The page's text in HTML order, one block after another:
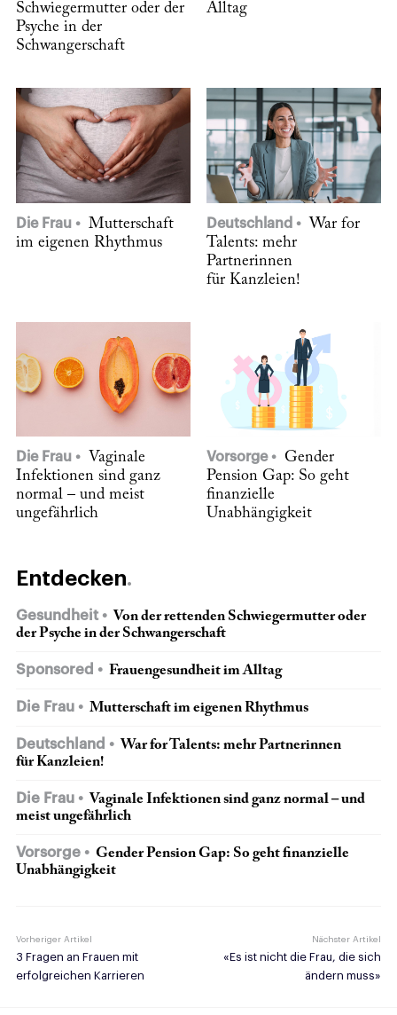
Schwiegermutter oder der
Psyche in der
Schwangerschaft
Alltag
Die Frau
Mutterschaft
im eigenen Rhythmus
Deutschland
War for
Talents: mehr
Partnerinnen
für Kanzleien!
Die Frau
Vaginale
Infektionen sind ganz
normal – und meist
ungefährlich
Vorsorge
Gender
Pension Gap: So geht
finanzielle
Unabhängigkeit
Entdecken
Gesundheit
Von der rettenden Schwiegermutter oder
der Psyche in der Schwangerschaft
Sponsored Frauengesundheit im Alltag
Die Frau Mutterschaft im eigenen Rhythmus
Deutschland
War for Talents: mehr Partnerinnen
für Kanzleien!
Die Frau
Vaginale Infektionen sind ganz normal – und
meist ungefährlich
Vorsorge
Gender Pension Gap: So geht finanzielle
Unabhängigkeit
Vorheriger Artikel
3 Fragen an Frauen mit
erfolgreichen Karrieren
Nächster Artikel
«Es ist nicht die Frau, die sich
ändern muss»